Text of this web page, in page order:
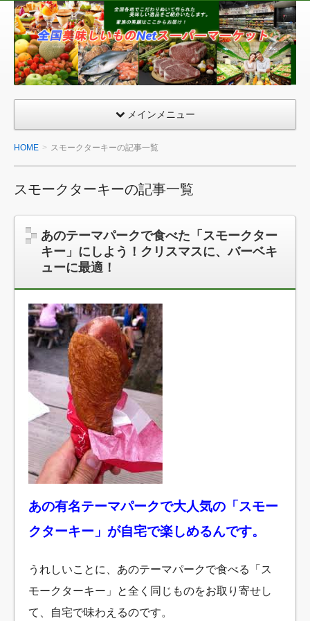
全
国
美
味
も
の
ト
ス
ー
パ
メインメニュー
HOME スモークターキーの記事一覧
スモークターキーの記事一覧
あのテーマパークで食べた「スモークター
キー」にしよう！クリスマスに、バーベキ
ューに最適！
あの有名テーマパークで大人気の「スモー
クターキー」が自宅で楽しめるんです。
うれしいことに、あのテーマパークで食べる「ス
モークターキー」と全く同じものをお取り寄せし
て、自宅で味わえるのです。